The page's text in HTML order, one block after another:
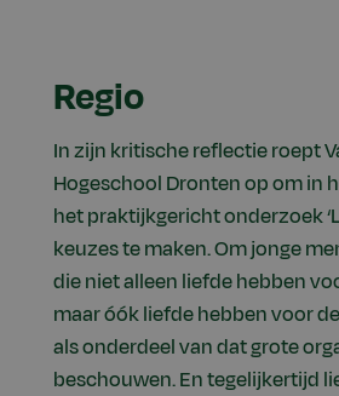
Regio
In zijn kritische reflectie roept
Hogeschool Dronten op om in
het praktijkgericht onderzoek
keuzes te maken. Om jonge
die niet alleen liefde hebben
maar óók liefde hebben voor
als onderdeel van dat grote
beschouwen. En tegelijkertijd